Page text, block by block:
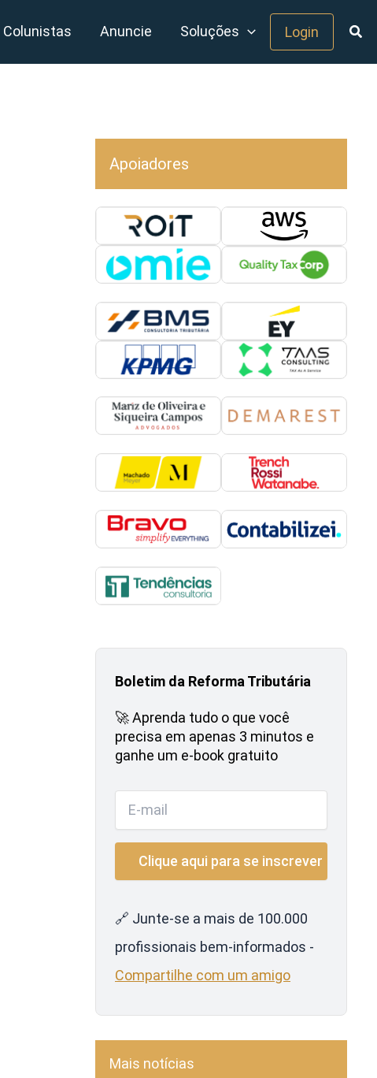
Colunistas Anuncie Soluções Login
Apoiadores
Boletim da Reforma Tributária
🚀 Aprenda tudo o que você
precisa em apenas 3 minutos e
ganhe um e-book gratuito
🔗 Junte-se a mais de 100.000
profissionais bem-informados -
Compartilhe com um amigo
Mais notícias